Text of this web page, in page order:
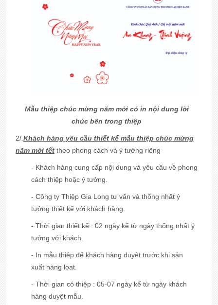
Mẫu thiệp chúc mừng năm mới có in nội dung lời
chúc bên trong thiệp
2/.Khách hàng yêu cầu thiết kế mẫu thiệp chúc mừng
năm mới tếttheo phong cách và ý tưởng riêng
- Khách hàng cung cấp nội dung và yêu cầu về phong
cách thiệp hoặc ý tưởng.
- Công ty Thiệp Gia Long tư vấn và thống nhất ý
tưởng thiết kế với khách hàng.
- Thời gian thiết kế : 02 ngày kể từ ngày thống nhất ý
tưởng với khách.
- In mẫu thiệp để khách hàng duyệt trước khi sản
xuất hàng lọat.
- Thời gian có thiệp : 05-07 ngày kể từ ngày khách
hàng duyệt mẫu.